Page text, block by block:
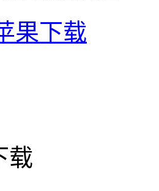
果下载
载